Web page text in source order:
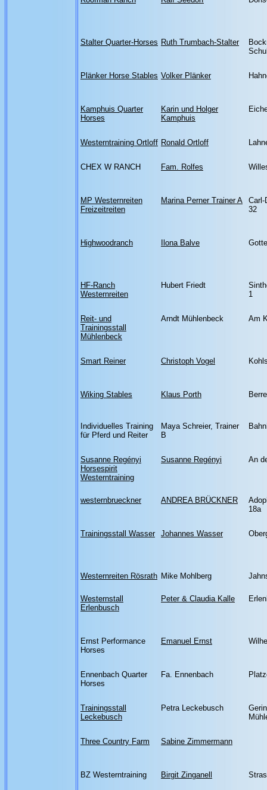
Stalter Quarter-Horses Ruth Trumbach-Stalter
Plänker Horse Stables Volker Plänker
Kamphuis Quarter
Horses
Karin und Holger
Kamphuis
Westerntraining Ortloff Ronald Ortloff
CHEX W RANCH Fam. Rolfes
MP Westernreiten
Freizeitreiten
Marina Perner Trainer A
Carl-
32
Highwoodranch Ilona Balve
HF-Ranch
Westernreiten
Hubert Friedt
1
Reit- und
Trainingsstall
Mühlenbeck
Arndt Mühlenbeck Am
Smart Reiner Christoph Vogel
Wiking Stables Klaus Porth
Individuelles Training
für Pferd und Reiter
Maya Schreier, Trainer
B
Susanne Regényi
Horsespirit
Westerntraining
Susanne Regényi An
westernbrueckner ANDREA BRÜCKNER
18a
Trainingsstall Wasser Johannes Wasser
Westernreiten Rösrath Mike Mohlberg
Westernstall
Erlenbusch
Peter & Claudia Kalle
Ernst Performance
Horses
Emanuel Ernst
Ennenbach Quarter
Horses
Fa. Ennenbach
Trainingsstall
Leckebusch
Petra Leckebusch
Three Country Farm Sabine Zimmermann
BZ Westerntraining Birgit Zinganell